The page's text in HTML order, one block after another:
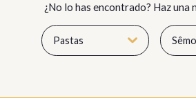
¿No lo has encontrado? Haz una
Pastas